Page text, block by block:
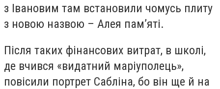
з Івановим там встановили чомусь плиту
з новою назвою – Алея пам’яті.
Після таких фінансових витрат, в школі,
де вчився «видатний маріуполець»,
повісили портрет Сабліна, бо він ще й на